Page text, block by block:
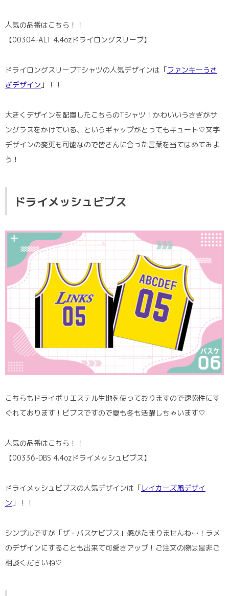
人気の品番はこちら！！
【00304-ALT 4.4ozドライロングスリーブ】
ドライロングスリーブTシャツの人気デザインは「ファンキーうさ
ぎデザイン 」！！
大きくデザインを配置したこちらのTシャツ！かわいいうさぎがサ
ングラスをかけている、というギャップがとってもキュート♡文字
デザインの変更も可能なので皆さんに合った言葉を当てはめてみよ
う！
ドライメッシュビブス
こちらもドライポリエステル生地を使っておりますので速乾性にす
ぐれております！ビブスですので夏も冬も活躍しちゃいます♡
人気の品番はこちら！！
【00336-DBS 4.4ozドライメッシュビブス】
ドライメッシュビブスの人気デザインは「レイカーズ風デザイ
ン 」！！
シンプルですが「ザ・バスケビブス」感がたまりませんね…！ラメ
のデザインにすることも出来て可愛さアップ！ご注文の際は是非ご
相談くださいね♡